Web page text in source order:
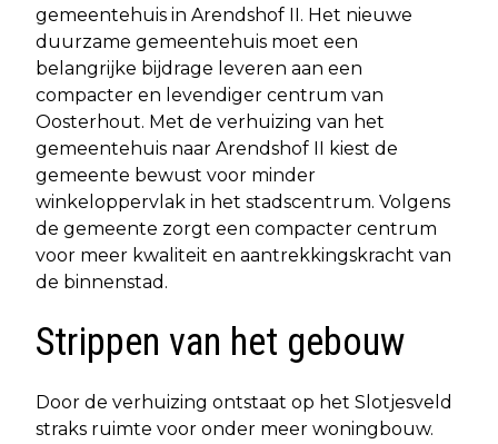
gemeentehuis in Arendshof II. Het nieuwe
duurzame gemeentehuis moet een
belangrijke bijdrage leveren aan een
compacter en levendiger centrum van
Oosterhout. Met de verhuizing van het
gemeentehuis naar Arendshof II kiest de
gemeente bewust voor minder
winkeloppervlak in het stadscentrum. Volgens
de gemeente zorgt een compacter centrum
voor meer kwaliteit en aantrekkingskracht van
de binnenstad.
Strippen van het gebouw
Door de verhuizing ontstaat op het Slotjesveld
straks ruimte voor onder meer woningbouw.